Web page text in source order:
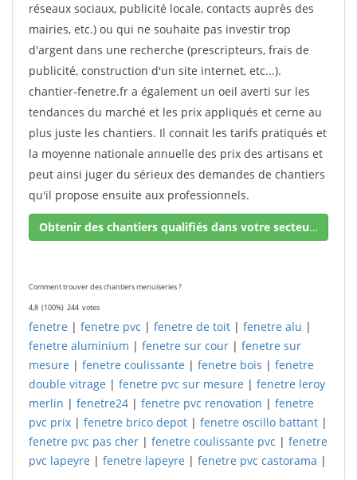
réseaux sociaux, publicité locale, contacts auprès des
mairies, etc.) ou qui ne souhaite pas investir trop
d'argent dans une recherche (prescripteurs, frais de
publicité, construction d'un site internet, etc...).
chantier-fenetre.fr a également un oeil averti sur les
tendances du marché et les prix appliqués et cerne au
plus juste les chantiers. Il connait les tarifs pratiqués et
la moyenne nationale annuelle des prix des artisans et
peut ainsi juger du sérieux des demandes de chantiers
qu'il propose ensuite aux professionnels.
Obtenir des chantiers qualifiés dans votre secteur !
Comment trouver des chantiers menuiseries ?
4,8 (100%) 244 votes
fenetre | fenetre pvc | fenetre de toit | fenetre alu |
fenetre aluminium | fenetre sur cour | fenetre sur
mesure | fenetre coulissante | fenetre bois | fenetre
double vitrage | fenetre pvc sur mesure | fenetre leroy
merlin | fenetre24 | fenetre pvc renovation | fenetre
pvc prix | fenetre brico depot | fenetre oscillo battant |
fenetre pvc pas cher | fenetre coulissante pvc | fenetre
pvc lapeyre | fenetre lapeyre | fenetre pvc castorama |